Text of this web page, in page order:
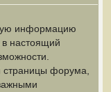
информацию
настоящий
страницы форума,